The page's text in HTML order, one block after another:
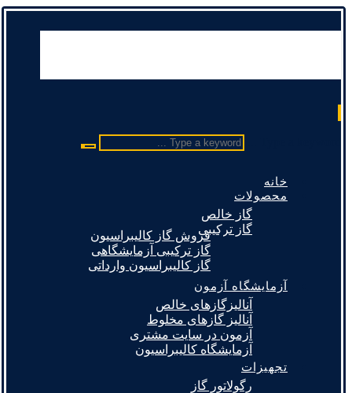
خانه
محصولات
گاز خالص
گاز ترکیبیفروش گاز کالیبراسیون
گاز ترکیبی آزمایشگاهی
گاز کالیبراسیون وارداتی
آزمایشگاه آزمون
آنالیزگازهای خالص
آنالیز گازهای مخلوط
آزمون در سایت مشتری
آزمایشگاه کالیبراسیون
تجهیزات
رگولاتور گاز